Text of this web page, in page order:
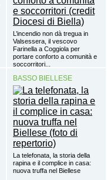
L’incendio non dà tregua in
Valsessera, il vescovo
Farinella a Coggiola per
portare conforto a comunità e
soccorritori...
BASSO BIELLESE
La telefonata, la storia della
rapina e il complice in casa:
nuova truffa nel Biellese